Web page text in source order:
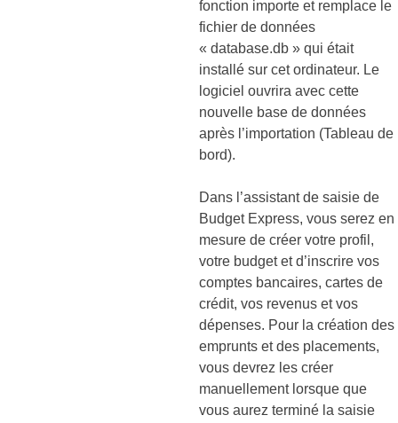
fonction importe et remplace le
fichier de données
« database.db » qui était
installé sur cet ordinateur. Le
logiciel ouvrira avec cette
nouvelle base de données
après l’importation (Tableau de
bord).
Dans l’assistant de saisie de
Budget Express, vous serez en
mesure de créer votre profil,
votre budget et d’inscrire vos
comptes bancaires, cartes de
crédit, vos revenus et vos
dépenses. Pour la création des
emprunts et des placements,
vous devrez les créer
manuellement lorsque que
vous aurez terminé la saisie